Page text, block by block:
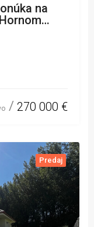
na
270 000 €
Predaj